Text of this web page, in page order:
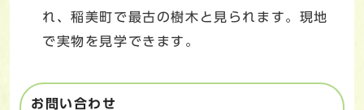
れ、稲美町で最古の樹木と見られます。現地
で実物を見学できます。
お問い合わせ